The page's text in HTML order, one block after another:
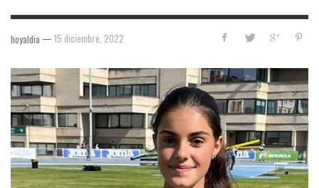
hoyaldia — 15 diciembre, 2022